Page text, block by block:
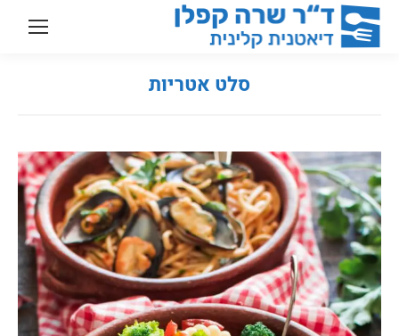
סלט אטריות